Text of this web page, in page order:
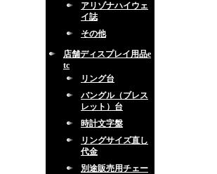
アリゾナハイウェ
イ誌
その他
店舗ディスプレイ用品e
tc
リング台
バングル（ブレス
レット）台
時計文字盤
リングサイズ直し
代金
別途販売用チェー